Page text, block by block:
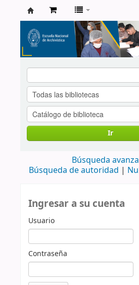
Catálogo
de
Biblioteca
ENA
Ir
Búsqueda
Búsqueda de autoridad
Ingresar a su cuenta
Usuario
Contraseña